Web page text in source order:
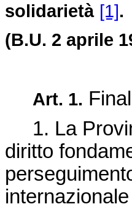
solidarietà [1].
(B.U. 2 aprile
Art. 1.
1. La
diritto